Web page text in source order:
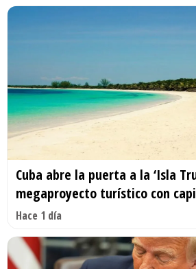
Cuba abre la puerta a la ‘Isla
megaproyecto turístico con
Hace 1 día